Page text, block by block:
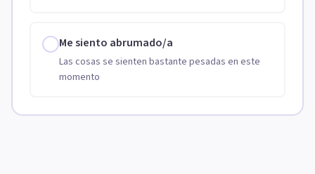
Me siento abrumado/a
Las cosas se sienten bastante pesadas en este
momento